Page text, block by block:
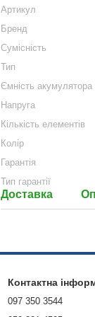
Артикул
Бренд
Сумісність
Тип
Ємність акумулятора
Напруга
Кількість елементів
Колір
Гарантія
Тип гарантії
Доставка
Контактна
097 350 3544